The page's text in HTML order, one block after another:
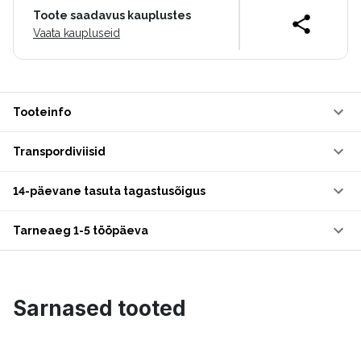
Toote saadavus kauplustes
Vaata kaupluseid
Tooteinfo
Transpordiviisid
14-päevane tasuta tagastusõigus
Tarneaeg 1-5 tööpäeva
Sarnased tooted